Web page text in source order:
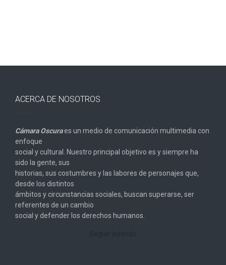
ACERCA DE NOSOTROS
Cámara Oscuraes un medio de comunicación multimedia con
enfoque
social y cultural. Nuestro principal objetivo es y siempre ha
sido la gente, sus
historias, sus costumbres y las labores de personajes que,
desde los distintos
ámbitos y circunstancias sociales, buscan superarse, ser
referentes de un cambio
social y defender los derechos humanos.